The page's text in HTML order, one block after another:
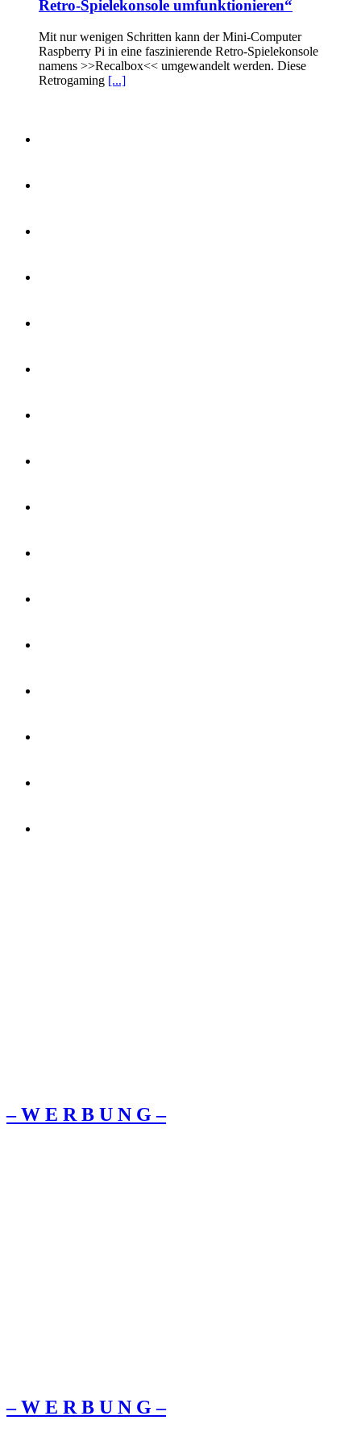
Retro-Spielekonsole umfunktionieren“
Mit nur wenigen Schritten kann der Mini-Computer
Raspberry Pi in eine faszinierende Retro-Spielekonsole
namens >>Recalbox<< umgewandelt werden. Diese
Retrogaming [...]
– W Ε R Β U Ν G –
– W Ε R Β U Ν G –